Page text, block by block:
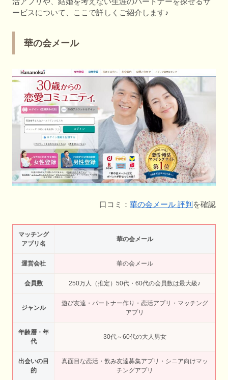
ービスについて、ここで詳しくご紹介します♪
華の会メール
口コミ： 華の会メール 評判 を確認
マッチング
アプリ名
華の会メール
運営会社 華の会メール
会員数 250万人（推定）50代・60代の会員数は最大級♪
ジャンル
遊び友達・パートナー作り・恋活アプリ・マッチング
アプリ
年齢層・年
代
30代～60代の大人男女
出会いの目
的
真面目な恋活・飲み友達募集アプリ・シニア向けマッ
チングアプリ